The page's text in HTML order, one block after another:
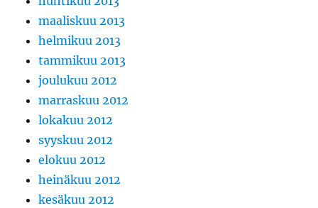
maaliskuu 2013
helmikuu 2013
tammikuu 2013
joulukuu 2012
marraskuu 2012
lokakuu 2012
syyskuu 2012
elokuu 2012
heinäkuu 2012
kesäkuu 2012